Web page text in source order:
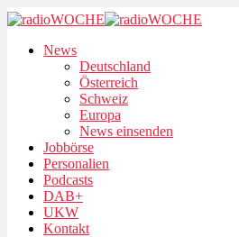
News
Deutschland
Österreich
Schweiz
Europa
News einsenden
Jobbörse
Personalien
Podcasts
DAB+
UKW
Kontakt